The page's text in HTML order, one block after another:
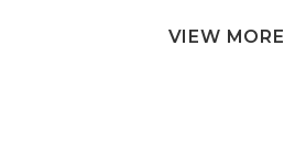
VIEW MORE